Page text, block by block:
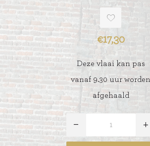
€17,30
Deze vlaai kan pas
vanaf 9.30 uur worden
afgehaald